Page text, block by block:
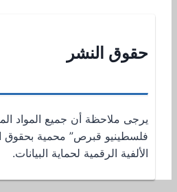
حقوق النشر
يرجى ملاحظة أن جميع المواد
فلسطينيو قبرص” محمية بحقوق
الألفية الرقمية لحماية البيانات.